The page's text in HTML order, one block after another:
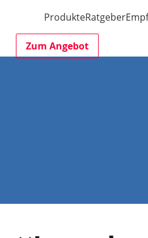
ProdukteRatgeber
Zum Angebot